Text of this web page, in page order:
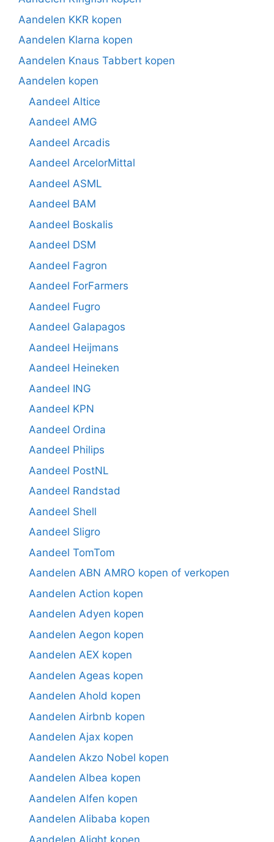
Aandelen KKR kopen
Aandelen Klarna kopen
Aandelen Knaus Tabbert kopen
Aandelen kopen
Aandeel Altice
Aandeel AMG
Aandeel Arcadis
Aandeel ArcelorMittal
Aandeel ASML
Aandeel BAM
Aandeel Boskalis
Aandeel DSM
Aandeel Fagron
Aandeel ForFarmers
Aandeel Fugro
Aandeel Galapagos
Aandeel Heijmans
Aandeel Heineken
Aandeel ING
Aandeel KPN
Aandeel Ordina
Aandeel Philips
Aandeel PostNL
Aandeel Randstad
Aandeel Shell
Aandeel Sligro
Aandeel TomTom
Aandelen ABN AMRO kopen of verkopen
Aandelen Action kopen
Aandelen Adyen kopen
Aandelen Aegon kopen
Aandelen AEX kopen
Aandelen Ageas kopen
Aandelen Ahold kopen
Aandelen Airbnb kopen
Aandelen Ajax kopen
Aandelen Akzo Nobel kopen
Aandelen Albea kopen
Aandelen Alfen kopen
Aandelen Alibaba kopen
Aandelen Alight kopen